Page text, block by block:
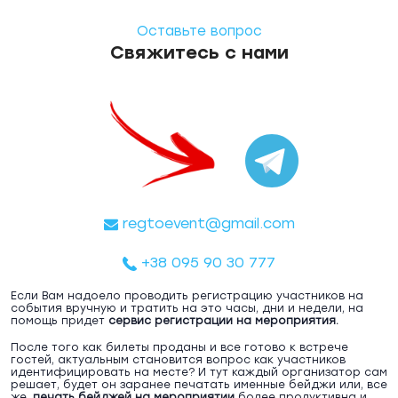
Оставьте вопрос
Свяжитесь с нами
regtoevent@gmail.com
+38 095 90 30 777
Если Вам надоело проводить регистрацию участников на
события вручную и тратить на это часы, дни и недели, на
помощь придет сервис регистрации на мероприятия.
После того как билеты проданы и все готово к встрече
гостей, актуальным становится вопрос как участников
идентифицировать на месте? И тут каждый организатор сам
решает, будет он заранее печатать именные бейджи или, все